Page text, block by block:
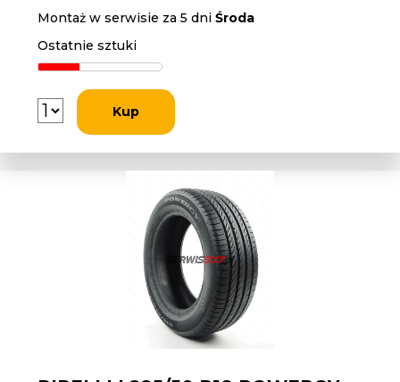
Montaż w serwisie za 5 dniŚroda
Ostatnie sztuki
Kup